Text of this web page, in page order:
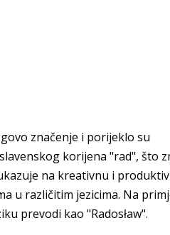
značenje i porijeklo su
korijena "rad", što
na kreativnu i
u različitim jezicima. Na
prevodi kao "Radosław".